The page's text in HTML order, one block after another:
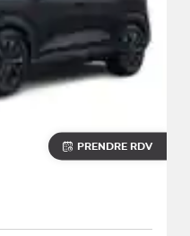
PRENDRE RDV